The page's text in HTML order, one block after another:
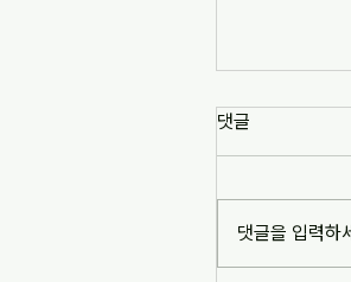
댓글
댓글을 입력하